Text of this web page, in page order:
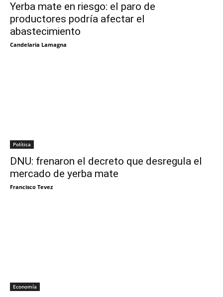
Yerba mate en riesgo: el paro de
productores podría afectar el
abastecimiento
Candelaria Lamagna
Política
DNU: frenaron el decreto que desregula el
mercado de yerba mate
Francisco Tevez
Economía